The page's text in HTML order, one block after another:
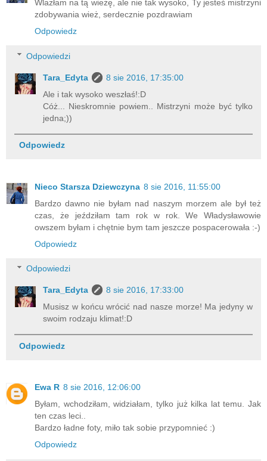
Wlazłam na tą wieżę, ale nie tak wysoko, Ty jesteś mistrzyni
zdobywania wież, serdecznie pozdrawiam
Odpowiedz
Odpowiedzi
Tara_Edyta
8 sie 2016, 17:35:00
Ale i tak wysoko weszłaś!:D
Cóż... Nieskromnie powiem.. Mistrzyni może być tylko
jedna;))
Odpowiedz
Nieco Starsza Dziewczyna 8 sie 2016, 11:55:00
Bardzo dawno nie byłam nad naszym morzem ale był też
czas, że jeździłam tam rok w rok. We Władysławowie
owszem byłam i chętnie bym tam jeszcze pospacerowała :-)
Odpowiedz
Odpowiedzi
Tara_Edyta
8 sie 2016, 17:33:00
Musisz w końcu wrócić nad nasze morze! Ma jedyny w
swoim rodzaju klimat!:D
Odpowiedz
Ewa R 8 sie 2016, 12:06:00
Byłam, wchodziłam, widziałam, tylko już kilka lat temu. Jak
ten czas leci..
Bardzo ładne foty, miło tak sobie przypomnieć :)
Odpowiedz